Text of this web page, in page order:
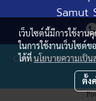
Samut
Copyright
เว็บไซต์นี้มีการใช้งา
ในการใช้งานเว็บไซต์
ได้ที่นโยบายความเป็น
ตั้ง